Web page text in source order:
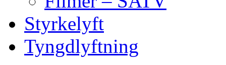
Styrkelyft
Tyngdlyftning